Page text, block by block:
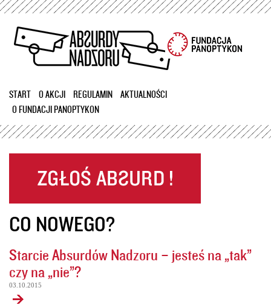
Przejdź
treści
START O AKCJI REGULAMIN
AKTUALNOŚCI
O FUNDACJI PANOPTYKON
CO NOWEGO?
Starcie Absurdów Nadzoru – jesteś na „tak”
czy na „nie”?
03.10.2015